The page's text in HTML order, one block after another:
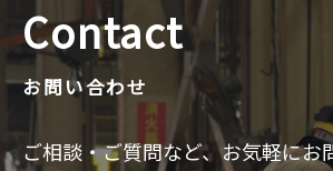
Contact
お問い合わせ
ご相談・ご質問など、お気軽にお